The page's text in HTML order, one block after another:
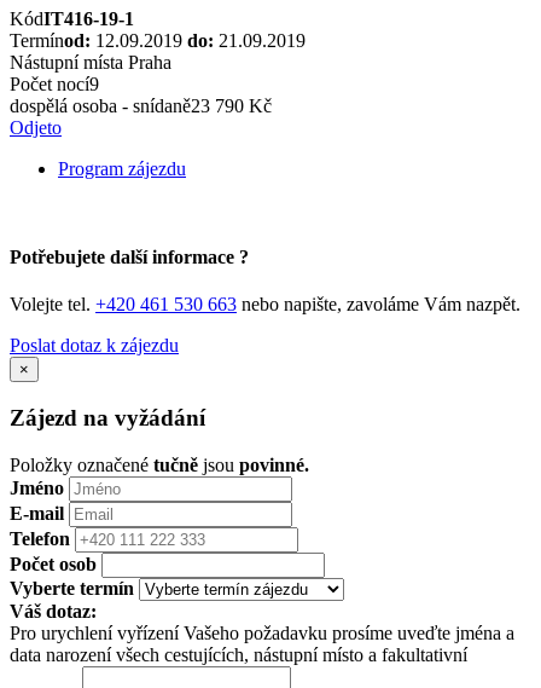
KódIT416-19-1
Termínod: 12.09.2019 do: 21.09.2019
Nástupní místa Praha
Počet nocí9
dospělá osoba - snídaně23 790 Kč
Odjeto
Program zájezdu
Potřebujete další informace ?
Volejte tel. +420 461 530 663 nebo napište, zavoláme Vám nazpět.
Poslat dotaz k zájezdu
×
Zájezd na vyžádání
Položky označené tučně jsou povinné.
Jméno
E-mail
Telefon
Počet osob
Vyberte termín
Váš dotaz:
Pro urychlení vyřízení Vašeho požadavku prosíme uveďte jména a
data narození všech cestujících, nástupní místo a fakultativní